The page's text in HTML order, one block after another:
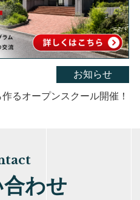
お知らせ
るオープンスクール開催！
わせ